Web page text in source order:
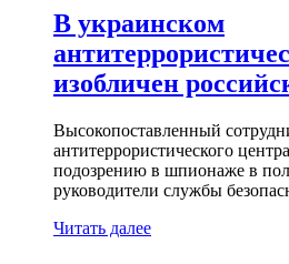
В украинском
изобличен
Высокопоставленный
антитеррористического
подозрению в шпионаже в
руководители службы
Читать далее